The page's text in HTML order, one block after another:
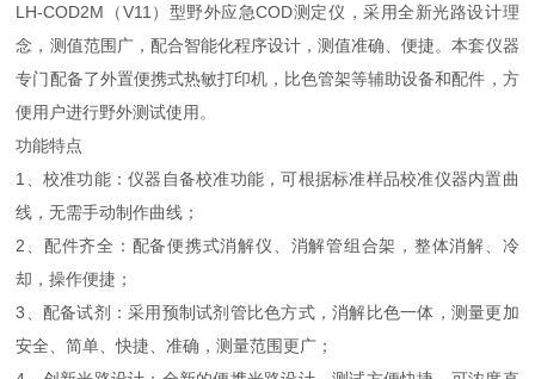
LH-COD2M（V11）型野外应急COD测定仪，采用全新光路设计理
念，测值范围广，配合智能化程序设计，测值准确、便捷。本套仪器
专门配备了外置便携式热敏打印机，比色管架等辅助设备和配件，方
便用户进行野外测试使用。
功能特点
1、校准功能：仪器自备校准功能，可根据标准样品校准仪器内置曲
线，无需手动制作曲线；
2、配件齐全：配备便携式消解仪、消解管组合架，整体消解、冷
却，操作便捷；
3、配备试剂：采用预制试剂管比色方式，消解比色一体，测量更加
安全、简单、快捷、准确，测量范围更广；